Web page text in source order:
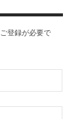
ご登録が必要で